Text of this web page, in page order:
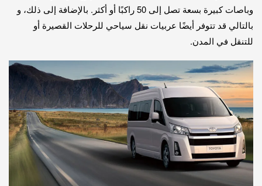
وباصات كبيرة بسعة تصل إلى 50 راكبًا أو أكثر. بالإضافة إلى ذلك، و
بالتالي قد تتوفر أيضًا عربيات نقل سياحي للرحلات القصيرة أو
للتنقل في المدن.